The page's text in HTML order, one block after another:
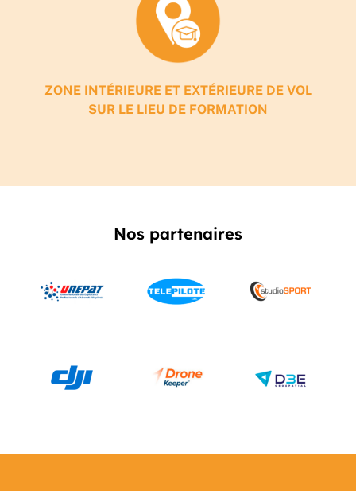
ZONE INTÉRIEURE ET EXTÉRIEURE DE VOL
SUR LE LIEU DE FORMATION
Nos partenaires